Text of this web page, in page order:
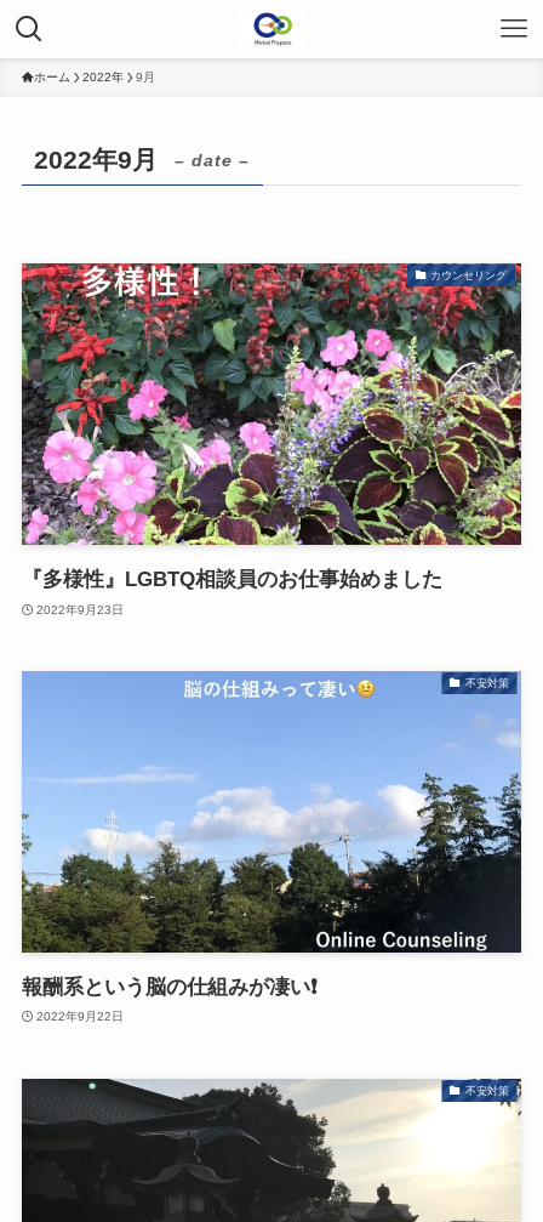
ホーム 2022年 9月
2022年9月 – date –
カウンセリング
『多様性』LGBTQ相談員のお仕事始めました
2022年9月23日
不安対策
報酬系という脳の仕組みが凄い❗️
2022年9月22日
不安対策